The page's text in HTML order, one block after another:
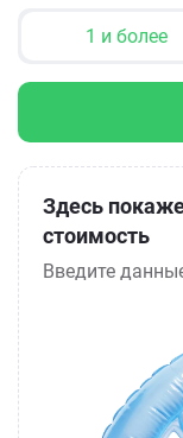
1 и более
Здесь
стоимость
Введите